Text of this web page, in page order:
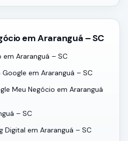
em Araranguá – SC
em Araranguá – SC
em Araranguá – SC
Meu Negócio em Araranguá
– SC
Digital em Araranguá – SC